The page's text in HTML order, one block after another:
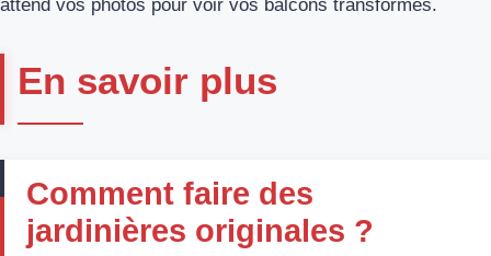
attend vos photos pour voir vos balcons transformés.
En savoir plus
Comment faire des
jardinières originales ?